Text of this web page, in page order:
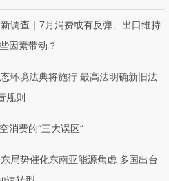
调查｜7月消费或有反弹、出口维持
因素带动？
环境法典将施行 最高法明确新旧法
规则
消费的“三大误区”
局势催化东南亚能源焦虑 多国出台